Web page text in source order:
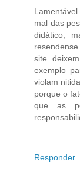
mal das
didático,
site
exemplo
violam
porque o
que as
Responder